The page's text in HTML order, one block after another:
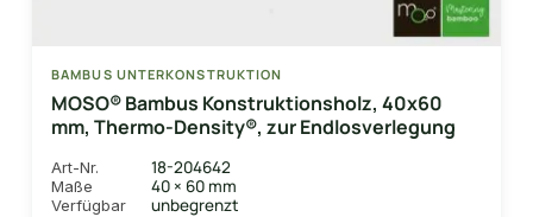
BAMBUS UNTERKONSTRUKTION
MOSO® Bambus Konstruktionsholz, 40x60
mm, Thermo-Density®, zur Endlosverlegung
Art-Nr. 18-204642
Maße 40 × 60 mm
Verfügbar unbegrenzt